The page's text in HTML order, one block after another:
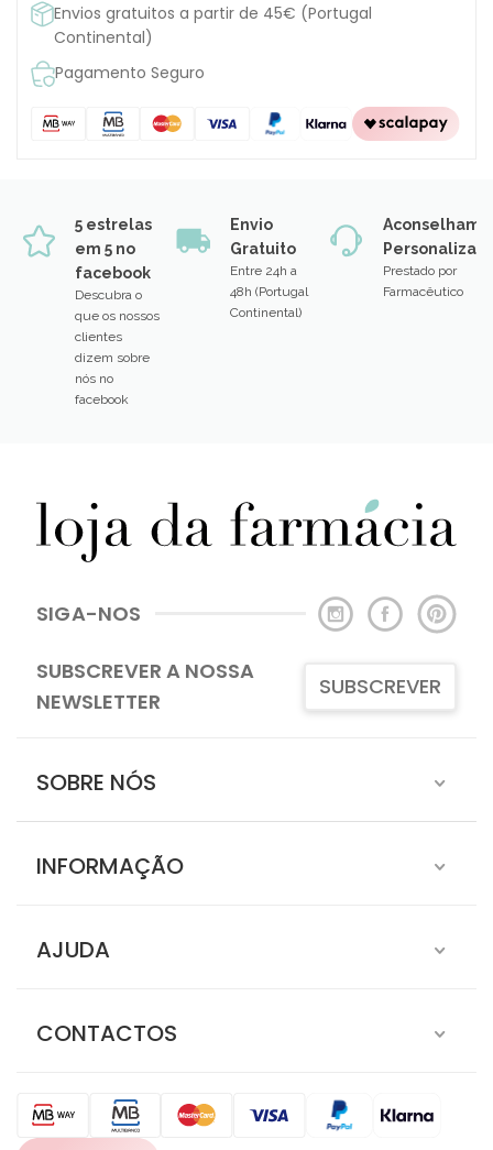
Envios gratuitos a partir de 45€ (Portugal
Continental)
Pagamento Seguro
5 estrelas
em 5 no
facebook
Descubra o
que os nossos
clientes
dizem sobre
nós no
facebook
Envio
Gratuito
Entre 24h a
48h (Portugal
Continental)
Prestado por
Farmacêutico
SIGA-NOS
SUBSCREVER A NOSSA
NEWSLETTER
SUBSCREVER
SOBRE NÓS
INFORMAÇÃO
AJUDA
CONTACTOS